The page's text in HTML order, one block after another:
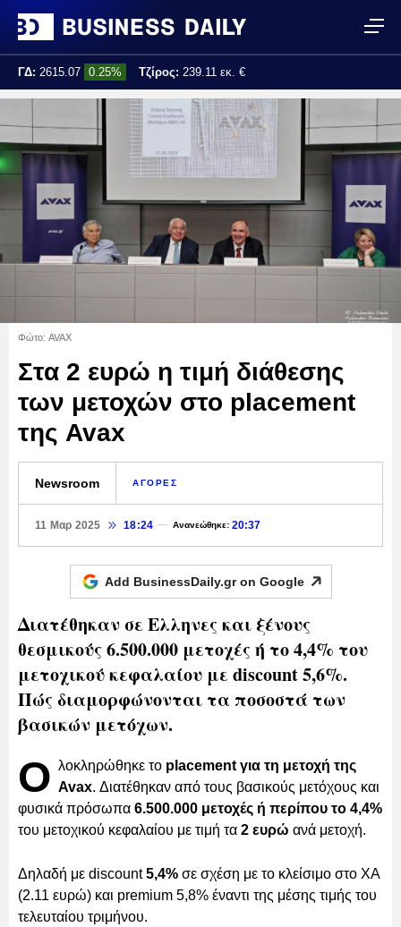
ΓΔ: 2615.07 0.25% Τζίρος: 239.11 εκ. €
17:25:01
Φώτο: AVAX
Στα 2 ευρώ η τιμή διάθεσης
των μετοχών στο placement
της Avax
Newsroom ΑΓΟΡΕΣ
11 Μαρ 2025 18:24 Ανανεώθηκε: 20:37
Add BusinessDaily.gr on Google
Διατέθηκαν σε Ελληνες και ξένους
θεσμικούς 6.500.000 μετοχές ή το 4,4% του
μετοχικού κεφαλαίου με discount 5,6%.
Πώς διαμορφώνονται τα ποσοστά των
βασικών μετόχων.
Ο λοκληρώθηκε το placement για τη μετοχή της
Avax. Διατέθηκαν από τους βασικούς μετόχους και
φυσικά πρόσωπα 6.500.000 μετοχές ή περίπου το 4,4%
του μετοχικού κεφαλαίου με τιμή τα 2 ευρώ ανά μετοχή.
Δηλαδή με discount5,4% σε σχέση με το κλείσιμο στο ΧΑ
(2.11 ευρώ) και premium 5,8% έναντι της μέσης τιμής του
τελευταίου τριμήνου.